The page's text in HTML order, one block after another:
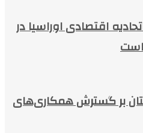
اقتصادی اوراسیا در
بر گسترش همکاری‌های